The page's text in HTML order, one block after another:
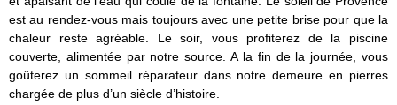
est au rendez-vous mais toujours avec une petite brise pour que la
chaleur reste agréable. Le soir, vous profiterez de la piscine
couverte, alimentée par notre source. A la fin de la journée, vous
goûterez un sommeil réparateur dans notre demeure en pierres
chargée de plus d’un siècle d’histoire.